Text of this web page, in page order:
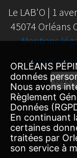
Le LAB'O | 1
45074 Orléans
Mentions
SUIVEZ
Email
ORLÉANS
données
Nous avons
Règlement
Données
En continuant
certaines
traitées par
son service à